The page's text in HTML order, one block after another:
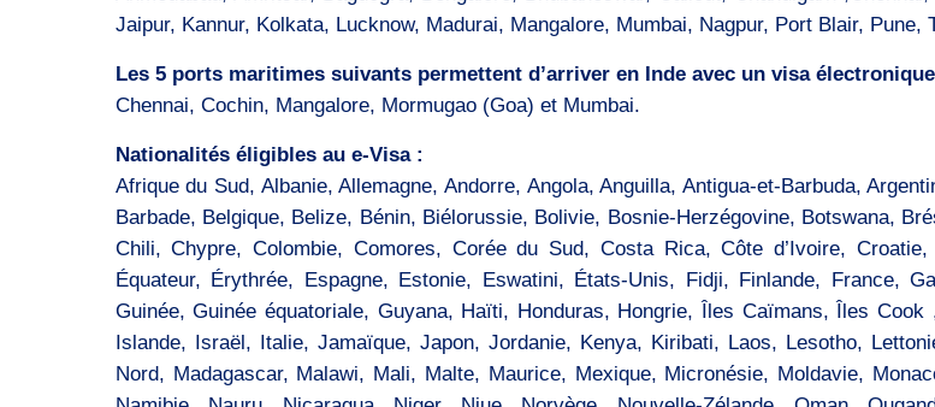
Jaipur, Kannur, Kolkata, Lucknow, Madurai, Mangalore, Mumbai, Nagpur, Port Blair,
Les 5 ports maritimes suivants permettent d’arriver en Inde avec un visa
Chennai, Cochin, Mangalore, Mormugao (Goa) et Mumbai.
Nationalités éligibles au e-Visa :
Afrique du Sud, Albanie, Allemagne, Andorre, Angola, Anguilla, Antigua-et-Barbuda,
Barbade, Belgique, Belize, Bénin, Biélorussie, Bolivie, Bosnie-Herzégovine, Botswana,
Chili, Chypre, Colombie, Comores, Corée du Sud, Costa Rica, Côte d’Ivoire,
Équateur, Érythrée, Espagne, Estonie, Eswatini, États-Unis, Fidji, Finlande, France,
Guinée, Guinée équatoriale, Guyana, Haïti, Honduras, Hongrie, Îles Caïmans, Îles
Islande, Israël, Italie, Jamaïque, Japon, Jordanie, Kenya, Kiribati, Laos, Lesotho,
Nord, Madagascar, Malawi, Mali, Malte, Maurice, Mexique, Micronésie, Moldavie,